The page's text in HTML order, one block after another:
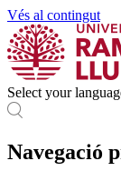
Vés al contingut
Select your
Navegació